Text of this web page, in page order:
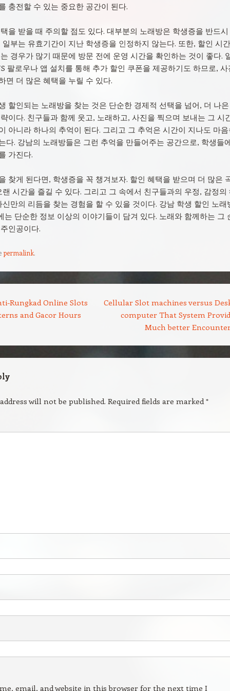
충전할 수 있는 중요한 공간이 된다.
을 받을 때 주의할 점도 있다. 대부분의 노래방은 학생증을 반드
부는 유효기간이 지난 학생증을 인정하지 않는다. 또한, 할인 시
경우가 많기 때문에 방문 전에 운영 시간을 확인하는 것이 좋다.
팔로우나 앱 설치를 통해 추가 할인 쿠폰을 제공하기도 하므로,
면 더 많은 혜택을 누릴 수 있다.
할인되는 노래방을 찾는 것은 단순한 경제적 선택을 넘어, 더 나
이다. 친구들과 함께 웃고, 노래하고, 사진을 찍으며 보내는 그 시
아니라 하나의 추억이 된다. 그리고 그 추억은 시간이 지나도 마
다. 강남의 노래방들은 그런 추억을 만들어주는 공간으로, 학생들
가진다.
찾게 된다면, 학생증을 꼭 챙겨보자. 할인 혜택을 받으며 더 많은
시간을 즐길 수 있다. 그리고 그 속에서 친구들과의 우정, 감정의
만의 리듬을 찾는 경험을 할 수 있을 것이다. 강남 학생 할인 노래
는 단순한 정보 이상의 이야기들이 담겨 있다. 노래와 함께하는 그
인공이다.
permalink.
Rungkad Online Slots
and Gacor Hours
Cellular Slot machines versus
computer That System
Much better
will not be published. Required fields are marked*
email, and website in this browser for the next time I